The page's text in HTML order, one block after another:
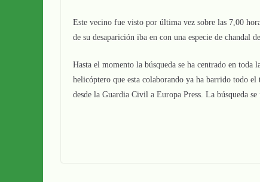
Este vecino fue visto por última vez sobre las 7,00
de su desaparición iba en con una especie de chandal
Hasta el momento la búsqueda se ha centrado en
helicóptero que esta colaborando ya ha barrido todo
desde la Guardia Civil a Europa Press. La búsqueda